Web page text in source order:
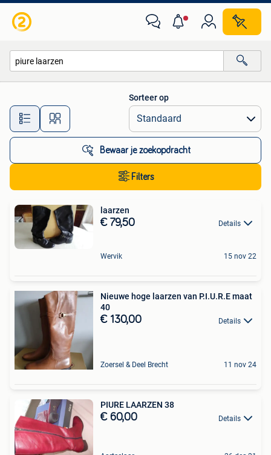
Alle afstanden…
Sorteer op
Bewaar je zoekopdracht
Filters
laarzen
€ 79,50 Details
Wervik 15 nov 22
Nieuwe hoge laarzen van P.I.U.R.E maat
40
€ 130,00 Details
Zoersel & Deel Brecht 11 nov 24
PIURE LAARZEN 38
€ 60,00 Details